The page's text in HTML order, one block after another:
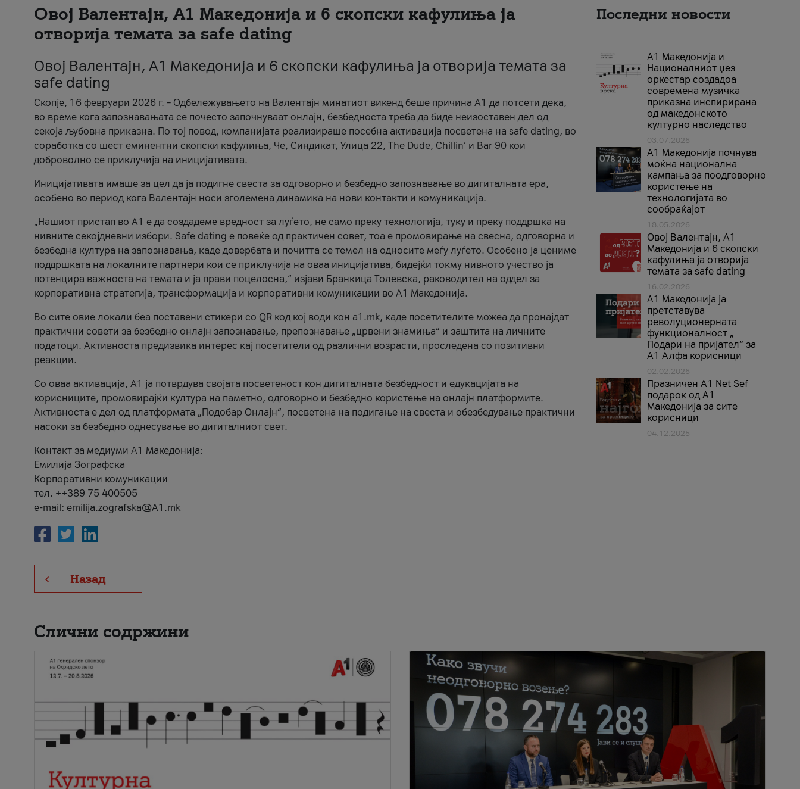
Овој Валентајн, A1 Македонија и 6 скопски кафулиња ја
отворија темата за safe dating
Овој Валентајн, A1 Македонија и 6 скопски кафулиња ја отворија темата за
safe dating
Скопје, 16 февруари 2026 г. – Одбележувањето на Валентајн минатиот викенд беше причина А1 да потсети дека,
во време кога запознавањата се почесто започнуваат онлајн, безбедноста треба да биде неизоставен дел од
секоја љубовна приказна. По тој повод, компанијата реализираше посебна активација посветена на safe dating, во
соработка со шест еминентни скопски кафулиња, Че, Синдикат, Улица 22, The Dude, Chillin’ и Bar 90 кои
доброволно се приклучија на иницијативата.
Иницијативата имаше за цел да ја подигне свеста за одговорно и безбедно запознавање во дигиталната ера,
особено во период кога Валентајн носи зголемена динамика на нови контакти и комуникација.
„Нашиот пристап во А1 е да создадеме вредност за луѓето, не само преку технологија, туку и преку поддршка на
нивните секојдневни избори. Safe dating е повеќе од практичен совет, тоа е промовирање на свесна, одговорна и
безбедна култура на запознавања, каде довербата и почитта се темел на односите меѓу луѓето. Особено ја цениме
поддршката на локалните партнери кои се приклучија на оваа иницијатива, бидејќи токму нивното учество ја
потенцира важноста на темата и ја прави поцелосна,“ изјави Бранкица Толевска, раководител на оддел за
корпоративна стратегија, трансформација и корпоративни комуникации во А1 Македонија.
Во сите овие локали беа поставени стикери со QR код кој води кон a1.mk, каде посетителите можеа да пронајдат
практични совети за безбедно онлајн запознавање, препознавање „црвени знамиња“ и заштита на личните
податоци. Активноста предизвика интерес кај посетители од различни возрасти, проследена со позитивни
реакции.
Со оваа активација, А1 ја потврдува својата посветеност кон дигиталната безбедност и едукацијата на
корисниците, промовирајќи култура на паметно, одговорно и безбедно користење на онлајн платформите.
Активноста е дел од платформата „Подобар Онлајн“, посветена на подигање на свеста и обезбедување практични
насоки за безбедно однесување во дигиталниот свет.
Контакт за медиуми А1 Македонија:
Емилија Зографска
Корпоративни комуникации
тел. ++389 75 400505
e-mail: emilija.zografska@A1.mk
Назад
Последни новости
А1 Македонија и
Националниот џез
оркестар создадоа
современа музичка
приказна инспирирана
од македонското
културно наследство
03.07.2026
A1 Македонија почнува
моќна национална
кампања за поодговорно
користење на
технологијата во
сообраќајот
18.05.2026
Овој Валентајн, A1
Македонија и 6 скопски
кафулиња ја отворија
темата за safe dating
16.02.2026
А1 Македонија ја
претставува
револуционерната
функционалност „
Подари на пријател“ за
А1 Алфа корисници
02.02.2026
Празничен A1 Net Sеf
подарок од А1
Македонија за сите
корисници
04.12.2025
Слични содржини